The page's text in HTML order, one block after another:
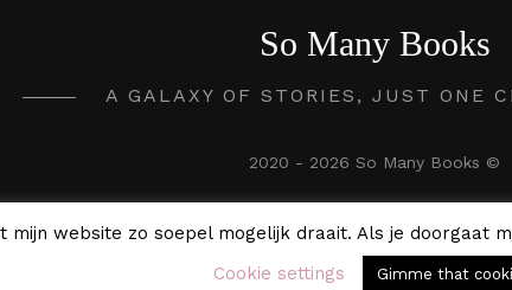
So Many Books
A GALAXY OF STORIES, JUST ONE
2020 - 2026 So Many Books ©
website zo soepel mogelijk draait. Als je doorgaat
Cookie settings
Gimme that